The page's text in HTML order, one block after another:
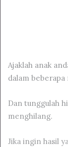
Ajaklah anak
dalam beberapa
Dan tunggulah
menghilang.
Jika ingin hasil